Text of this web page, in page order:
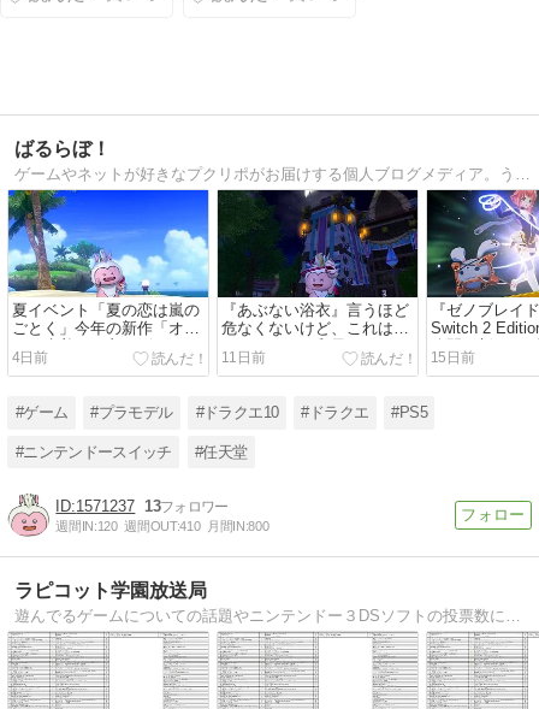
ばるらぼ！
夏イベント「夏の恋は嵐の
ごとく」今年の新作「オト
ナな水着」が良デザインす
ぎる！
4日前
『あぶない浴衣』言うほど
危なくないけど、これはこ
れでイイネ！和風なドレア
に活用できそうな衣装
11日前
『ゼノブレイ
Switch 2
公開！新レア
「M.O.M.O.」
15日前
#ゲーム #プラモデル #ドラクエ10 #ドラクエ #PS5
#ニンテンドースイッチ #任天堂
1571237 13
週間IN:120 週間OUT:410 月間IN:800
ラピコット学園放送局